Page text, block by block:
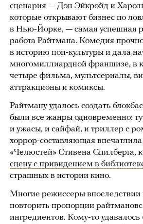
сценария — Дэн Эйкройд и
которые открывают бизнес по
в Нью-Йорке, — самая успешная
работа Райтмана. Комедия
в историю поп-культуры и дала
многомиллиардной франшизе, в
четыре фильма, мультсериалы,
аттракционы и комиксы.
Райтману удалось создать
были все жанры одновременно:
и ужасы, и сайфай, и триллер с
хоррор-составляющая
«Челюстей» Стивена Спилберга,
сцену с привидением в
страшных в истории кино.
Многие режиссеры впоследствии
повторить пропорции
ингредиентов. Кому-то